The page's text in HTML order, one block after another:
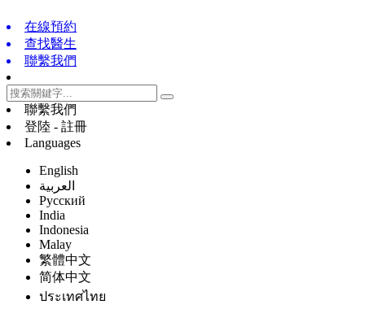
在線預約
查找醫生
聯繫我們
聯繫我們
登陸 - 註冊
Languages
English
العربية
Русский
India
Indonesia
Malay
繁體中文
简体中文
ประเทศไทย